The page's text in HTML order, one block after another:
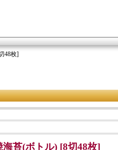
48枚]
海苔(ボトル) [8切48枚]